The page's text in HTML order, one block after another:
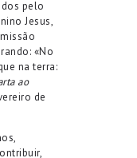
pelo
Jesus,
«No
na terra:
ao
de